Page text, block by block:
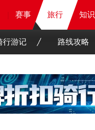
知识
赛事 旅行 知识
赛事 旅行 知识
赛事 旅行 知识
行游记 路线攻略